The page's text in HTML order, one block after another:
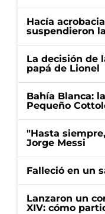
Hacía
suspendieron
La decisión de
papá de Lionel
Bahía Blanca:
Pequeño
"Hasta
Jorge Messi
Falleció en un
Lanzaron un
XIV: cómo